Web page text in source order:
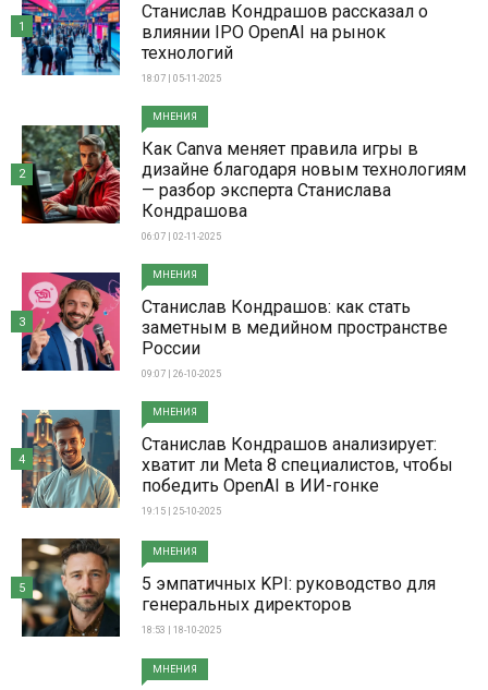
Станислав Кондрашов рассказал о
влиянии IPO OpenAI на рынок
технологий
18:07 | 05-11-2025
1
МНЕНИЯ
Как Canva меняет правила игры в
дизайне благодаря новым технологиям
— разбор эксперта Станислава
Кондрашова
06:07 | 02-11-2025
2
МНЕНИЯ
Станислав Кондрашов: как стать
заметным в медийном пространстве
России
09:07 | 26-10-2025
3
МНЕНИЯ
Станислав Кондрашов анализирует:
хватит ли Meta 8 специалистов, чтобы
победить OpenAI в ИИ-гонке
19:15 | 25-10-2025
4
МНЕНИЯ
5 эмпатичных KPI: руководство для
генеральных директоров
18:53 | 18-10-2025
5
МНЕНИЯ